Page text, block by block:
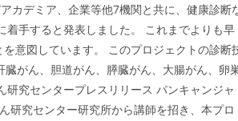
デミア、企業等他7機関と共に、健康診断
手すると発表しました。 これまでよりも早
意図しています。 このプロジェクトの診断
がん、胆道がん、膵臓がん、大腸がん、卵
究センタープレスリリース パンキャンジャ
研究センター研究所から講師を招き、本プロ